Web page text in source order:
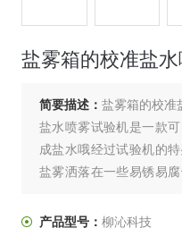
盐雾箱的校准盐
简要描述： 盐雾箱的校准
盐水喷雾试验机是一款
成盐水哦经过试验机的
盐雾洒落在一些易锈易
涂料、电镀、有机及无
产品型号： 柳沁科技